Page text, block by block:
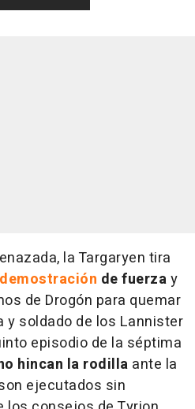
la Targaryen tira
de fuerzay
de Drogón para quemar
soldado de los Lannister
episodio de la séptima
hincan la rodilla ante la
ejecutados sin